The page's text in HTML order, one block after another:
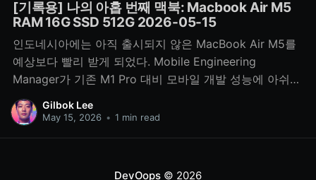
[기록용] 나의 아홉 번째 맥북: Macbook Air M5
RAM 16G SSD 512G 2026-05-15
인도네시아에는 아직 출시되지 않은 MacBook Air M5를
예상보다 빨리 받게 되었다. Mobile Engineering
Manager가 기존 M1 Pro 대비 모바일 개발 성능에 아쉬움
을 느껴 반납하면서 내 차례가 앞당겨졌다. 3nm 기반 M5
와 함께 새로운 개발 환경을 시작한다.
Gilbok Lee
May 15, 2026 • 1 min read
DevOops© 2026